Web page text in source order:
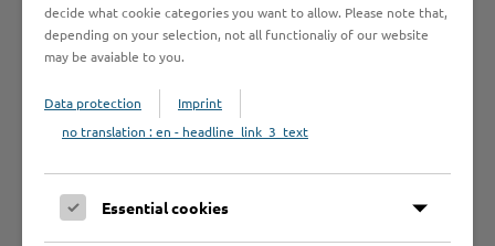
Seite auswählen
Online-Services
decide what cookie categories you want to allow. Please note that,
depending on your selection, not all functionaliy of our website
may be avaiable to you.
Data protection
Imprint
no translation : en - headline_link_3_text
Essential cookies